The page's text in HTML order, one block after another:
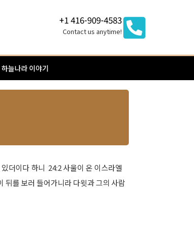
+1 416-909-4583
Contact us anytime!
하늘나라 이야기
더이다 하니 ​ 24:2 사울이 온 이스라엘
뒤를 보러 들어가니라 다윗과 그의 사람